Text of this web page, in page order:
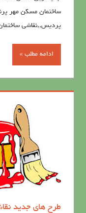
ساختمان مسکن مهر
پردیس,,نقاشی
ادامه مطلب »
طرح های جدید